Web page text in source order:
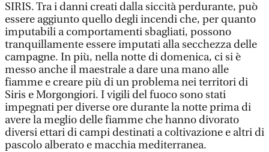
SIRIS. Tra i danni creati dalla siccità perdurante, può
essere aggiunto quello degli incendi che, per quanto
imputabili a comportamenti sbagliati, possono
tranquillamente essere imputati alla secchezza delle
campagne. In più, nella notte di domenica, ci si è
messo anche il maestrale a dare una mano alle
fiamme e creare più di un problema nei territori di
Siris e Morgongiori. I vigili del fuoco sono stati
impegnati per diverse ore durante la notte prima di
avere la meglio delle fiamme che hanno divorato
diversi ettari di campi destinati a coltivazione e altri di
pascolo alberato e macchia mediterranea.